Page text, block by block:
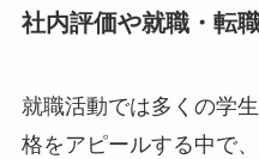
社内評価や就職・転
就職活動では多くの学
格をアピールする中で